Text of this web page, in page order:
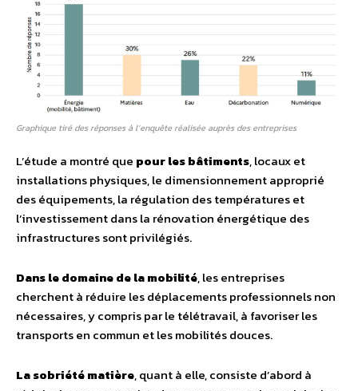
Graphique tiré des réponses à l’enquête réalisée auprès des entreprises
L’étude a montré que pour les bâtiments, locaux et
installations physiques, le dimensionnement approprié
des équipements, la régulation des températures et
l’investissement dans la rénovation énergétique des
infrastructures sont privilégiés.
Dans le domaine de la mobilité, les entreprises
cherchent à réduire les déplacements professionnels non
nécessaires, y compris par le télétravail, à favoriser les
transports en commun et les mobilités douces.
La sobriété matière, quant à elle, consiste d’abord à